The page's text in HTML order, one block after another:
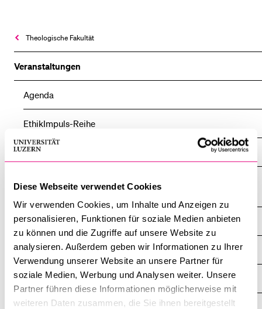
Diese Webseite verwendet Cookies
Wir verwenden Cookies, um Inhalte und Anzeigen zu
personalisieren, Funktionen für soziale Medien anbieten
zu können und die Zugriffe auf unsere Website zu
analysieren. Außerdem geben wir Informationen zu Ihrer
Verwendung unserer Website an unsere Partner für
soziale Medien, Werbung und Analysen weiter. Unsere
Partner führen diese Informationen möglicherweise mit
weiteren Daten zusammen, die Sie ihnen bereitgestellt
Theologische Fakultät
Veranstaltungen
Agenda
EthikImpuls-Reihe
Fastenvorträge
Gastprofessuren Institut für Jüdisch-Christliche Forschung
(IJCF)
Hans Küng – Weltethos Lecture
Lucerne Summer University: Ethics in a Global Context LSUE
Otto-Karrer-Vorlesungen
Medien
BELIEBTE INHALTE
Vorlesungsverzeichnis
Bibliothek
Sportangebot
Menuplan Mensa
Anmeldung und Zulassung